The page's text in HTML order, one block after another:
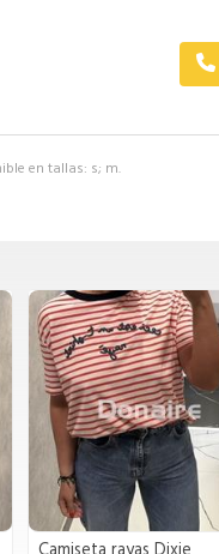
en tallas: s; m.